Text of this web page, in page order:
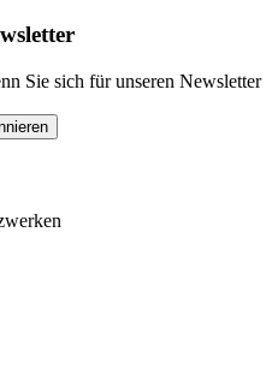
Sie sich für unseren Newsletter